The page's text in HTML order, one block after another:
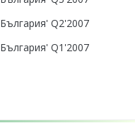
Q2'2007
Q1'2007